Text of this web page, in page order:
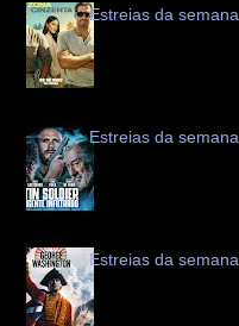
Estreias da semana
Estreias da semana
Estreias da semana